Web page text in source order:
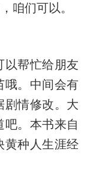
咱们可以。
以帮忙给朋友
哦。中间会有
剧情修改。大
。本书来自
黄种人生涯经